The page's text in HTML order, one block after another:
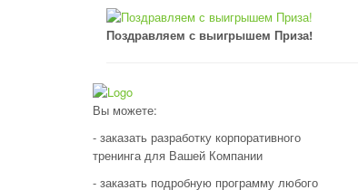
Поздравляем с выигрышем Приза!
Вы можете:
- заказать разработку корпоративного
тренинга для Вашей Компании
- заказать подробную программу любого